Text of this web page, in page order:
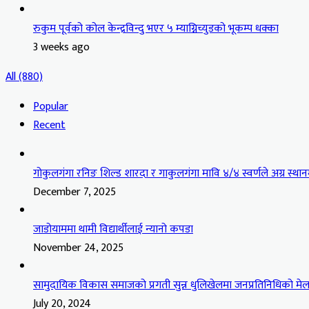
रुकुम पूर्वको कोल केन्द्रविन्दु भएर ५ म्याग्निच्युडको भूकम्प धक्का
3 weeks ago
All (880)
Popular
Recent
गोकुलगंगा रनिङ शिल्ड शारदा र गाकुलगंगा मावि ४/४ स्वर्णले अग्र
December 7, 2025
जाडोयाममा थामी विद्यार्थीलाई न्यानो कपडा
November 24, 2025
सामुदायिक विकास समाजको प्रगती सुन्न धुलिखेलमा जनप्रतिनिधिको
July 20, 2024